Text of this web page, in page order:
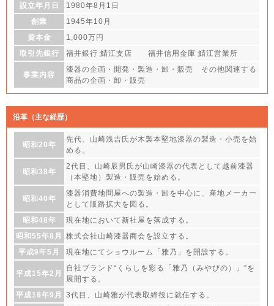
設立年月日
1980年8月1日
創業
1945年10月
資本金
1,000万円
取引先銀行
福井銀行 鯖江支店 福井信用金庫 鯖江営業所
事業内容
漆器の企画・開発・製造・卸・販売 その他関連する
商品の企画・卸・販売
沿革（主な経歴）
昭和20年
先代、山崎浅吉氏が木製本堅地漆器の製造・小売を始
める。
昭和38年
2代目、山崎辰男氏が山崎漆器の代表として越前漆器
（本堅地）製造・販売を始める。
昭和40年
漆器消費地問屋への製造・卸を中心に、産地メーカー
として販路拡大を図る。
昭和48年
現在地において新社屋を落成する。
昭和55年8月
株式会社山崎漆器商会を設立する。
平成9年5月
現在地にてショウルーム「雅乃」を開設する。
平成15年2月
自社ブランド“くらしを彩る「雅乃（みやびの）」”を
展開する。
平成18年9月
3代目、山崎雅が代表取締役に就任する。